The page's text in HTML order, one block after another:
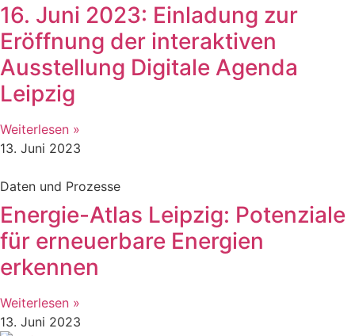
16. Juni 2023: Einladung zur
Eröffnung der interaktiven
Ausstellung Digitale Agenda
Leipzig
Weiterlesen »
13. Juni 2023
Daten und Prozesse
Energie-Atlas Leipzig: Potenziale
für erneuerbare Energien
erkennen
Weiterlesen »
13. Juni 2023